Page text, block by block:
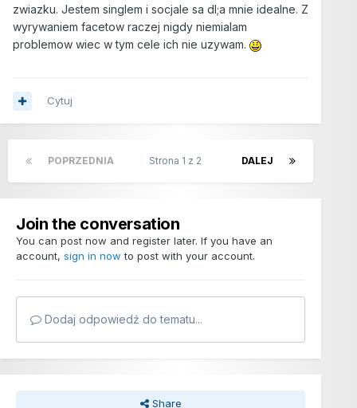
zwiazku. Jestem singlem i socjale sa dl;a mnie idealne. Z
wyrywaniem facetow raczej nigdy niemialam
problemow wiec w tym cele ich nie uzywam.
Cytuj
POPRZEDNIA DALEJ
Strona 1 z 2
Join the conversation
You can post now and register later. If you have an
account, sign in now to post with your account.
Dodaj odpowiedź do tematu...
Share